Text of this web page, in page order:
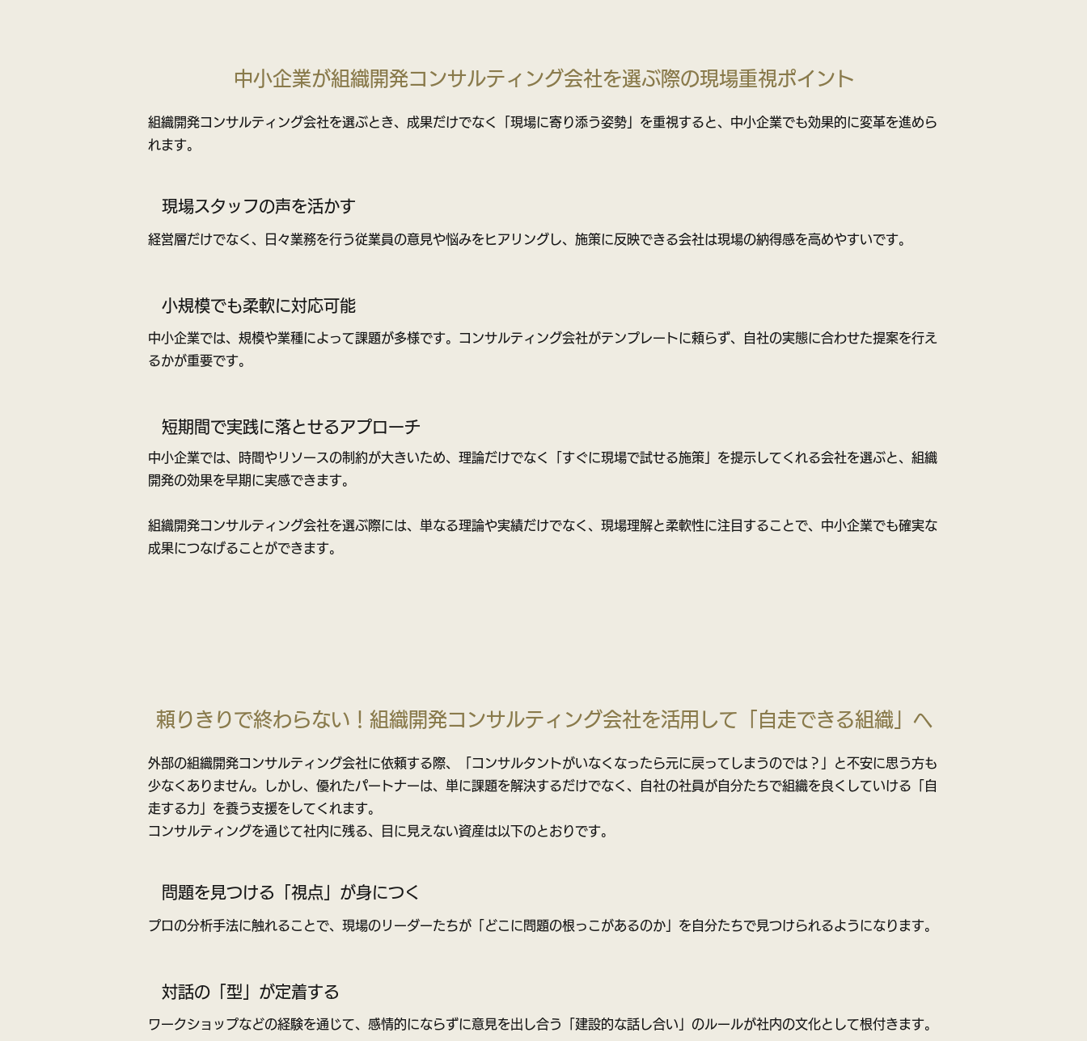
中小企業が組織開発コンサルティング会社を選ぶ際の現場重視ポイント
組織開発コンサルティング会社を選ぶとき、成果だけでなく「現場に寄り添う姿勢」を重視すると、中小企業でも効果的に変革を進めら
れます。
現場スタッフの声を活かす
経営層だけでなく、日々業務を行う従業員の意見や悩みをヒアリングし、施策に反映できる会社は現場の納得感を高めやすいです。
小規模でも柔軟に対応可能
中小企業では、規模や業種によって課題が多様です。コンサルティング会社がテンプレートに頼らず、自社の実態に合わせた提案を行え
るかが重要です。
短期間で実践に落とせるアプローチ
中小企業では、時間やリソースの制約が大きいため、理論だけでなく「すぐに現場で試せる施策」を提示してくれる会社を選ぶと、組織
開発の効果を早期に実感できます。
組織開発コンサルティング会社を選ぶ際には、単なる理論や実績だけでなく、現場理解と柔軟性に注目することで、中小企業でも確実な
成果につなげることができます。
頼りきりで終わらない！組織開発コンサルティング会社を活用して「自走できる組織」へ
外部の組織開発コンサルティング会社に依頼する際、「コンサルタントがいなくなったら元に戻ってしまうのでは？」と不安に思う方も
少なくありません。しかし、優れたパートナーは、単に課題を解決するだけでなく、自社の社員が自分たちで組織を良くしていける「自
走する力」を養う支援をしてくれます。
コンサルティングを通じて社内に残る、目に見えない資産は以下のとおりです。
問題を見つける「視点」が身につく
プロの分析手法に触れることで、現場のリーダーたちが「どこに問題の根っこがあるのか」を自分たちで見つけられるようになります。
対話の「型」が定着する
ワークショップなどの経験を通じて、感情的にならずに意見を出し合う「建設的な話し合い」のルールが社内の文化として根付きます。